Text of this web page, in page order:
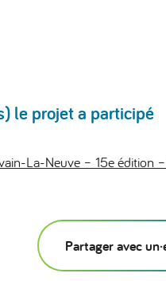
le projet a participé
La-Neuve – 15e édition
Partager avec